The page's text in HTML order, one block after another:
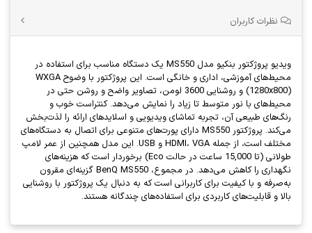
نظرات کاربران
ویدیو پروژکتور بنکیو مدل MS550 یک دستگاه مناسب برای استفاده در
محیط‌های آموزشی، اداری و خانگی است. این پروژکتور با وضوح WXGA
(1280x800) و روشنایی 3600 لومن، تصاویر واضح و روشن حتی در
محیط‌های با نور متوسط تا زیاد را نمایش می‌دهد. کنتراست خوب و
رنگ‌های طبیعی آن، تجربه تماشای ویدیویی و اسلایدهای ارائه را لذت‌بخش
می‌کند. پروژکتور MS550 دارای پورت‌های متنوعی برای اتصال به دستگاه‌های
مختلف است، از جمله HDMI، VGA و USB. این مدل همچنین از عمر لامپ
طولانی (تا 15,000 ساعت در حالت Eco) برخوردار است که هزینه‌های
نگهداری را کاهش می‌دهد. در مجموع، BenQ MS550 گزینه‌ای مقرون
به‌صرفه و با کیفیت برای کاربرانی است که به دنبال یک پروژکتور با روشنایی
بالا و قابلیت‌های کاربردی برای استفاده‌های چندگانه هستند.